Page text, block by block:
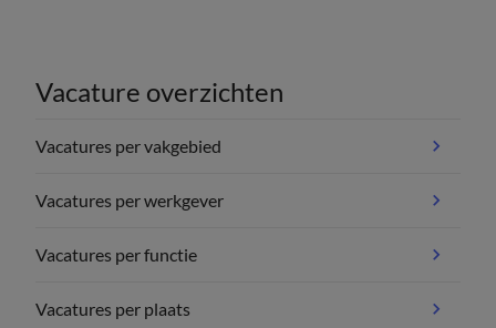
Vacature overzichten
Vacatures per vakgebied
Vacatures per werkgever
Vacatures per functie
Vacatures per plaats